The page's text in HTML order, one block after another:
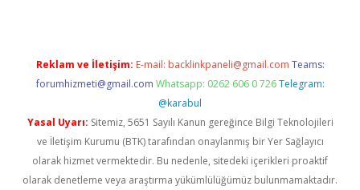
Reklam ve İletişim: E-mail: backlinkpaneli@gmail.com Teams:
forumhizmeti@gmail.com Whatsapp: 0262 606 0 726 Telegram:
@karabul
Yasal Uyarı: Sitemiz, 5651 Sayılı Kanun gereğince Bilgi Teknolojileri
ve İletişim Kurumu (BTK) tarafından onaylanmış bir Yer Sağlayıcı
olarak hizmet vermektedir. Bu nedenle, sitedeki içerikleri proaktif
olarak denetleme veya araştırma yükümlülüğümüz bulunmamaktadır.